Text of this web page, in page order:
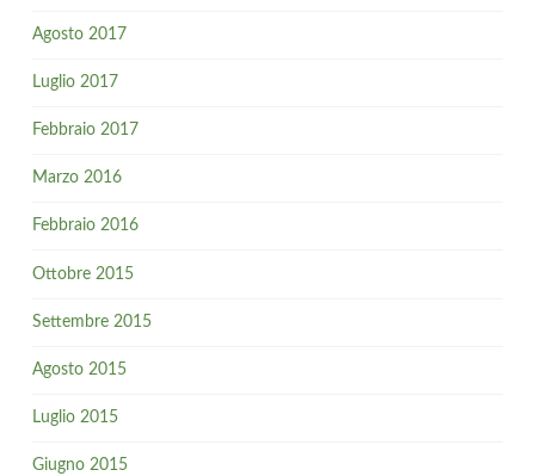
Agosto 2017
Luglio 2017
Febbraio 2017
Marzo 2016
Febbraio 2016
Ottobre 2015
Settembre 2015
Agosto 2015
Luglio 2015
Giugno 2015